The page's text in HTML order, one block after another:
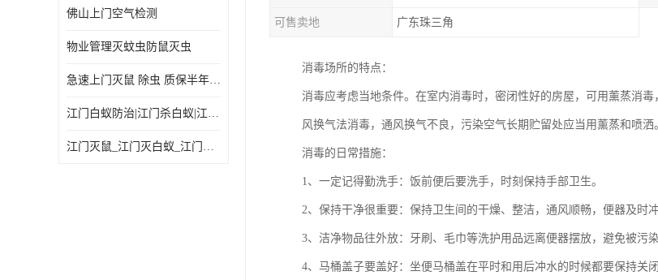
佛山上门空气检测
物业管理灭蚊虫防鼠灭虫
急速上门灭鼠 除虫 质保半年 白蚁 跳蚤 臭虫 蟑螂 德国小镰
江门白蚁防治|江门杀白蚁|江门杀虫灭鼠|江门灭白蚁|
江门灭鼠_江门灭白蚁_江门灭蟑螂
可售卖地 广东珠三角
消毒场所的特点：
消毒应考虑当地条件。在室内消毒时，密闭性好的房屋，可用薰蒸消
风换气法消毒，通风换气不良，污染空气长期贮留处应当用薰蒸和喷洒
消毒的日常措施：
1、一定记得勤洗手：饭前便后要洗手，时刻保持手部卫生。
2、保持干净很重要：保持卫生间的干燥、整洁，通风顺畅，便器及时
3、洁净物品往外放：牙刷、毛巾等洗护用品远离便器摆放，避免被污染
4、马桶盖子要盖好：坐便马桶盖在平时和用后冲水的时候都要保持关